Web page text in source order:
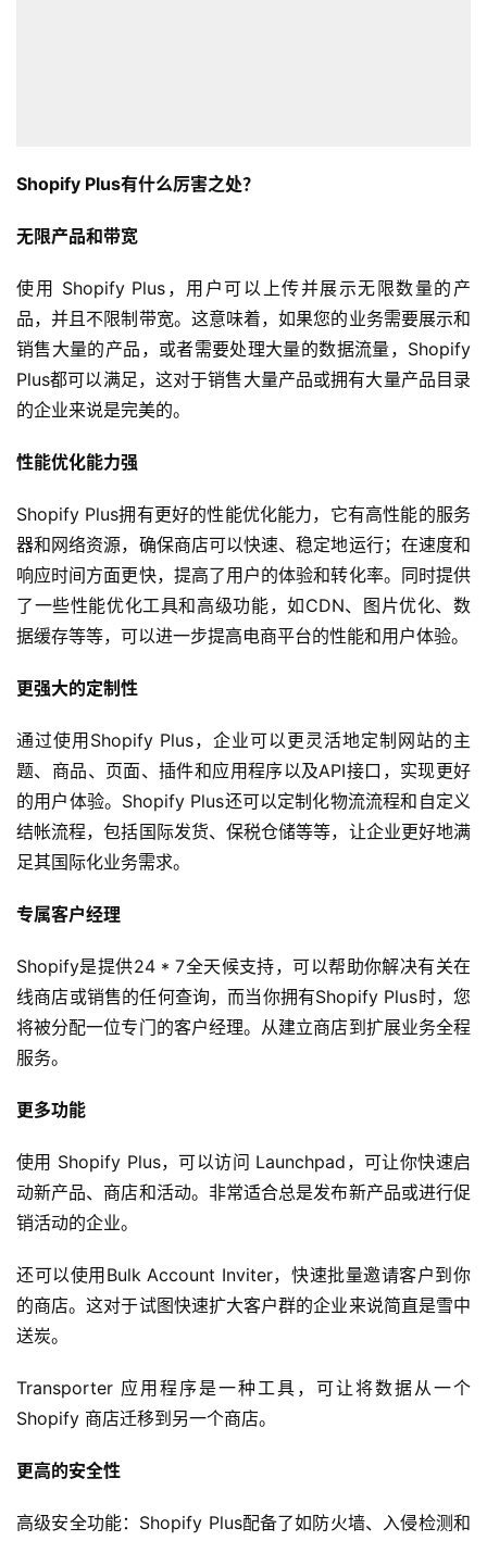
首
全
球
开
店
境
百
科
社
媒
营
销
跨
导
Shopify Plus有什么厉害之处？
无限产品和带宽
使用 Shopify Plus，用户可以上传并展示无限数量的产
品，并且不限制带宽。这意味着，如果您的业务需要展示和
销售大量的产品，或者需要处理大量的数据流量，Shopify
Plus都可以满足，这对于销售大量产品或拥有大量产品目录
的企业来说是完美的。
性能优化能力强
Shopify Plus拥有更好的性能优化能力，它有高性能的服务
器和网络资源，确保商店可以快速、稳定地运行；在速度和
响应时间方面更快，提高了用户的体验和转化率。同时提供
了一些性能优化工具和高级功能，如CDN、图片优化、数
据缓存等等，可以进一步提高电商平台的性能和用户体验。
更强大的定制性
通过使用Shopify Plus，企业可以更灵活地定制网站的主
题、商品、页面、插件和应用程序以及API接口，实现更好
的用户体验。Shopify Plus还可以定制化物流流程和自定义
结帐流程，包括国际发货、保税仓储等等，让企业更好地满
足其国际化业务需求。
专属客户经理
Shopify是提供24 * 7全天候支持，可以帮助你解决有关在
线商店或销售的任何查询，而当你拥有Shopify Plus时，您
将被分配一位专门的客户经理。从建立商店到扩展业务全程
服务。
更多功能
使用 Shopify Plus，可以访问 Launchpad，可让你快速启
动新产品、商店和活动。非常适合总是发布新产品或进行促
销活动的企业。
还可以使用Bulk Account Inviter，快速批量邀请客户到你
的商店。这对于试图快速扩大客户群的企业来说简直是雪中
送炭。
Transporter 应用程序是一种工具，可让将数据从一个
Shopify 商店迁移到另一个商店。
更高的安全性
高级安全功能：Shopify Plus配备了如防火墙、入侵检测和